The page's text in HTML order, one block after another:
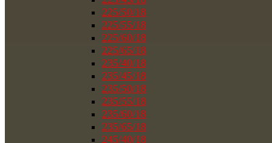
225/50/18
225/55/18
225/60/18
225/65/18
235/40/18
235/45/18
235/50/18
235/55/18
235/60/18
235/65/18
245/40/18